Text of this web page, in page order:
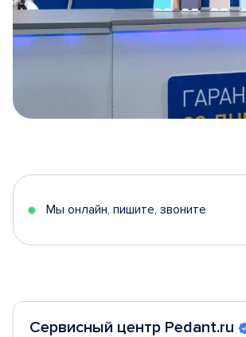
5
Мы онлайн, пишите, звоните
Сервисный центр Pedant.ru